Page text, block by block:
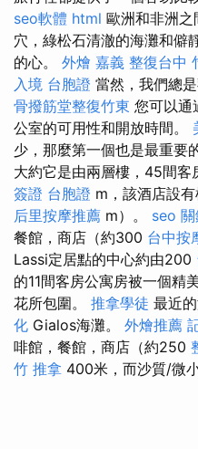
seo軟體 html 歐洲和非洲
穴，綠松石清澈的海灘和僻
的心。 外燴 嘉義 整復台中
入境 台胞證 當然，我們總
骨撥筋堂整復竹東 您可以通
公室的可用性和開放時間。
少，那麼第一個也是最重要
大約它是由兩層樓，45間
簽證 台胞證 m，該酒店設
后里按摩推薦 m）。 seo
餐館，商店（約300 台中按
Lassi定居點的中心約由200
的11間客房公寓房被一個精
花所包圍。 推拿學徒 最近
化 Gialos海灘。 外燴推薦
啡館，餐館，商店（約250
竹 推拿 400米，而沙質/微